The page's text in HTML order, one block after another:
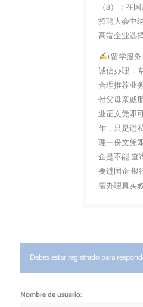
（8）：在
招聘大会中
高端企业选
+留学服务
诚信办理，
合理推荐业
付父母亲戚
业证文凭即
作，只是进
理一份文凭
企是不能 查
要进国企 银
需办理真实
Debes estar registrado para
Nombre de usuario: